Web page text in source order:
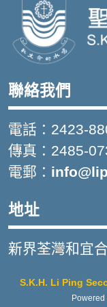
聯絡我們
電話：2423-
傳真：2485-
電郵：
地址
新界荃灣和宜
S.K.H. Li Ping
Powered